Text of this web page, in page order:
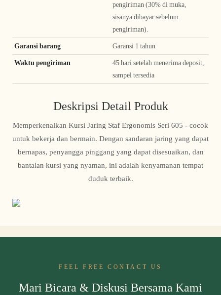
pengiriman (30% di muka,
sisanya dibayar sebelum
pengiriman).
Garansi barang Garansi 1 tahun
Waktu pengiriman
45 hari setelah menerima deposit,
sampel tersedia
Deskripsi Detail Produk
Memperkenalkan Kursi Jaring Staf Ergonomis Seri 605 - cocok
untuk bekerja dan bermain. Dengan sandaran jaring yang dapat
bernapas, penyangga pinggang yang dapat disesuaikan, dan
bantalan kursi yang nyaman, ini adalah kenyamanan tempat
duduk terbaik.
FEEL FREE CONTACT US
Mari Bicara & Diskusi Bersama Kami